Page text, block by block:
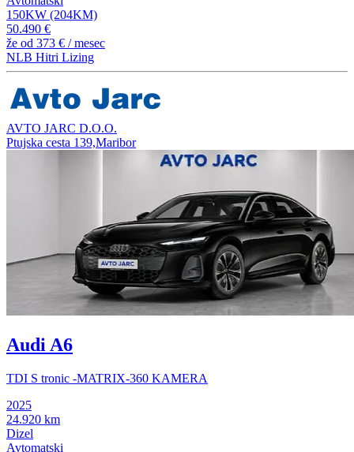
150KW (204KM)
50.490 €
že od 373 € / mesec
NLB Hitri Lizing
AVTO JARC D.O.O.
Ptujska cesta 139,Maribor
Audi A6
TDI S tronic -MATRIX-360 KAMERA
2025
24.920 km
Dizel
Avtomatski